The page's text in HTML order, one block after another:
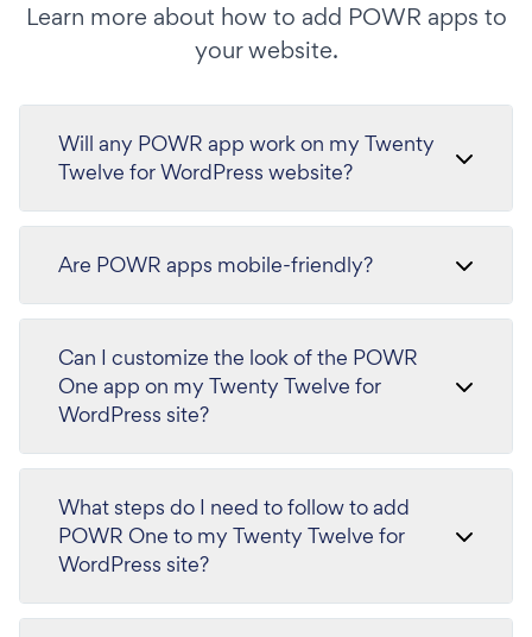
Learn more about how to add POWR apps to
your website.
Will any POWR app work on my Twenty
Twelve for WordPress website?
Are POWR apps mobile-friendly?
Can I customize the look of the POWR
One app on my Twenty Twelve for
WordPress site?
What steps do I need to follow to add
POWR One to my Twenty Twelve for
WordPress site?